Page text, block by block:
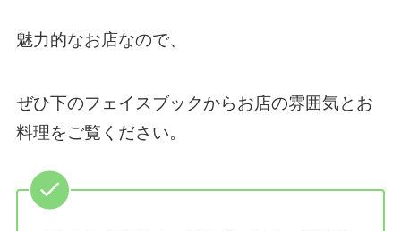
魅力的なお店なので、
ぜひ下のフェイスブックからお店の雰囲気とお
料理をご覧ください。